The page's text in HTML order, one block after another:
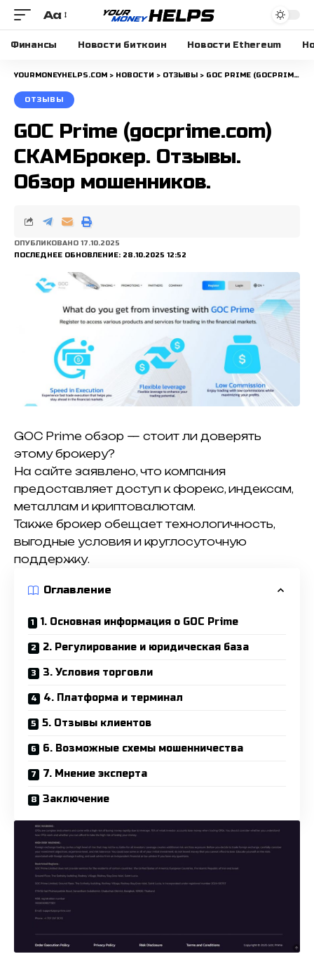
Размера
шрифта
Aa
Финансы Новости биткоин Новости Ethereum
YOURMONEYHELPS.COM > НОВОСТИ > ОТЗЫВЫ > GOC PRIME (GOCPRIME.COM) СКАМБРОКЕР. ОТЗЫВЫ. ОБЗОР МОШЕННИКОВ.
ОТЗЫВЫ
GOC Prime (gocprime.com)
СКАМБрокер. Отзывы.
Обзор мошенников.
ПОСЛЕДНЕЕ ОБНОВЛЕНИЕ: 28.10.2025 12:52
ОПУБЛИКОВАНО 17.10.2025
GOC Prime обзор — стоит ли доверять
этому брокеру?
На сайте заявлено, что компания
предоставляет доступ к форекс, индексам,
металлам и криптовалютам.
Также брокер обещает технологичность,
выгодные условия и круглосуточную
поддержку.
Оглавление
1. Основная информация о GOC Prime
2. Регулирование и юридическая база
3. Условия торговли
4. Платформа и терминал
5. Отзывы клиентов
6. Возможные схемы мошенничества
7. Мнение эксперта
Заключение